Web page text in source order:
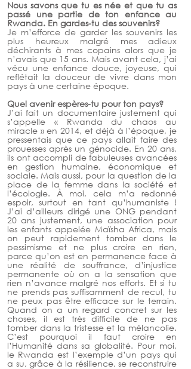
Nous savons que tu es née et que tu as
passé une partie de ton enfance au
Rwanda. En gardes-tu des souvenirs?
Je m’efforce de garder les souvenirs les
plus heureux malgré mes adieux
déchirants à mes copains alors que je
n’avais que 15 ans. Mais avant cela, j’ai
vécu une enfance douce, joyeuse, qui
reflétait la douceur de vivre dans mon
pays à une certaine époque.
Quel avenir espères-tu pour ton pays?
J’ai fait un documentaire justement qui
s’appelle « Rwanda du chaos au
miracle » en 2014, et déjà à l’époque, je
pressentais que ce pays allait faire des
prouesses après un génocide. En 20 ans,
ils ont accompli de fabuleuses avancées
en gestion humaine, économique et
sociale. Mais aussi, pour la question de la
place de la femme dans la société et
l’écologie. À moi, cela m’a redonné
espoir, surtout en tant qu’humaniste !
J’ai d’ailleurs dirigé une ONG pendant
20 ans justement, une association pour
les enfants appelée Maïsha Africa, mais
on peut rapidement tomber dans le
pessimisme et ne plus croire en rien,
parce qu’on est en permanence face à
une réalité de souffrance, d’injustice
permanente où on a la sensation que
rien n’avance malgré nos efforts. Et si tu
ne prends pas suffisamment de recul, tu
ne peux pas être efficace sur le terrain.
Quand on a un regard concret sur les
choses, il est très difficile de ne pas
tomber dans la tristesse et la mélancolie.
C’est pourquoi il faut croire en
l’Humanité dans sa globalité. Pour moi,
le Rwanda est l’exemple d’un pays qui
a su, grâce à la résilience, se reconstruire